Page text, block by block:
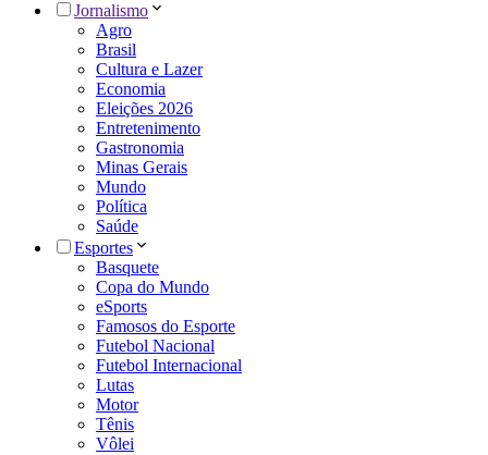
Jornalismo
Agro
Brasil
Cultura e Lazer
Economia
Eleições 2026
Entretenimento
Gastronomia
Minas Gerais
Mundo
Política
Saúde
Esportes
Basquete
Copa do Mundo
eSports
Famosos do Esporte
Futebol Nacional
Futebol Internacional
Lutas
Motor
Tênis
Vôlei